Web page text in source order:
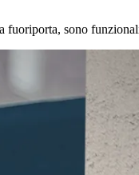
fuoriporta, sono